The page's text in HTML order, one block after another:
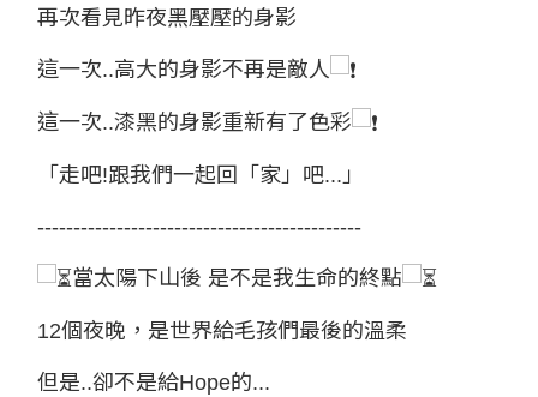
再次看見昨夜黑壓壓的身影
這一次..高大的身影不再是敵人
這一次..漆黑的身影重新有了色彩
「走吧!跟我們一起回「家」吧...」
---------------------------------------------
當太陽下山後 是不是我生命的終點
12個夜晚，是世界給毛孩們最後的溫柔
但是..卻不是給Hope的...